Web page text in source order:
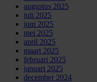
augustus 2025
juli 2025
juni 2025
mei 2025
april 2025
maart 2025
februari 2025
januari 2025
december 2024